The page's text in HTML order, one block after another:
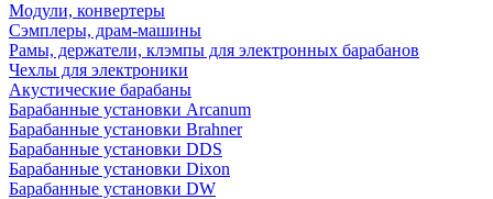
Модули, конвертеры
Сэмплеры, драм-машины
Рамы, держатели, клэмпы для электронных барабанов
Чехлы для электроники
Акустические барабаны
Барабанные установки Arcanum
Барабанные установки Brahner
Барабанные установки DDS
Барабанные установки Dixon
Барабанные установки DW